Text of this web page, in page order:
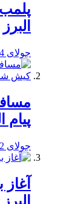
البرز
جولای 14, 2020
جولای 2, 2020
البرز